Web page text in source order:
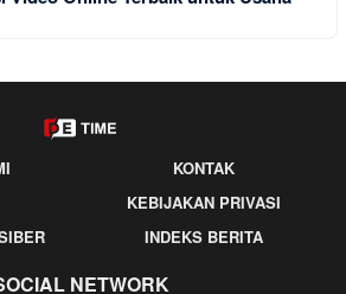
KONTAK
KEBIJAKAN PRIVASI
INDEKS BERITA
NETWORK